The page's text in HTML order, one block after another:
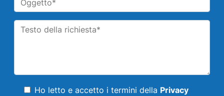
Ho letto e accetto i termini della Privacy